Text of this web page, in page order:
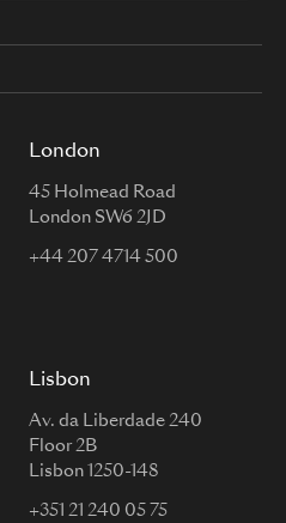
London
45 Holmead Road
London SW6 2JD
+44 207 4714 500
Lisbon
Av. da Liberdade 240
Floor 2B
Lisbon 1250-148
+351 21 240 05 75